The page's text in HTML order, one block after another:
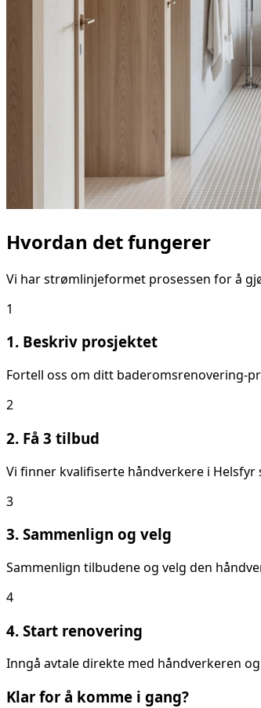
Hvordan det fungerer
Vi har strømlinjeformet prosessen for å
1
1. Beskriv prosjektet
Fortell oss om ditt baderomsrenovering-
2
2. Få 3 tilbud
Vi finner kvalifiserte håndverkere i Helsfyr
3
3. Sammenlign og velg
Sammenlign tilbudene og velg den
4
4. Start renovering
Inngå avtale direkte med håndverkeren
Klar for å komme i gang?